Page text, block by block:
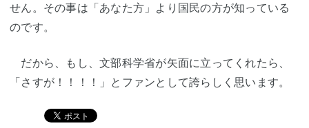
せん。その事は「あなた方」より国民の方が知っている
のです。
だから、もし、文部科学省が矢面に立ってくれたら、
「さすが！！！！」とファンとして誇らしく思います。